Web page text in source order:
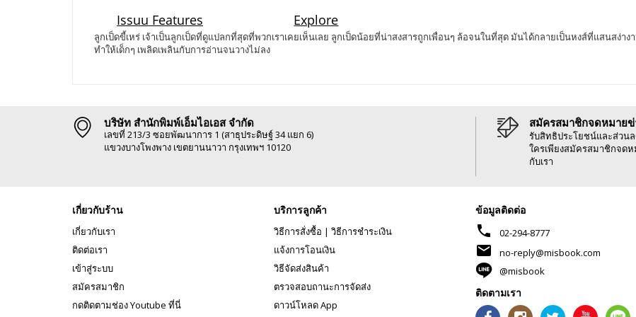
ลูกเป็ดขี้เหร่ เจ้าเป็นลูกเป็ดที่ดูแปลกที่สุดที่พวกเราเคยเห็นเลย ลูกเป็ดน้อยที่น่าสงสารถูกเพื่อนๆ ล้อจนในที่สุด มันได้กลายเป็นหงส์ที่แสนส
ทำให้เด็กๆ เพลิดเพลินกับการอ่านจนวางไม่ลง
บริษัท สำนักพิมพ์เอ็มไอเอส จำกัด
เลขที่ 213/3 ซอยพัฒนาการ 1 (สาธุประดิษฐ์ 34 แยก 6)
แขวงบางโพงพาง เขตยานนาวา กรุงเทพฯ 10120
สมัครสมาชิกจดหมายข่
รับสิทธิประโยชน์และส่วน
ใครเพียงสมัครสมาชิกจด
กับเรา
เกี่ยวกับร้าน
เกี่ยวกับเรา
ติดต่อเรา
เข้าสู่ระบบ
สมัครสมาชิก
กดติดตามช่อง Youtube ที่นี่
บริการลูกค้า
วิธีการสั่งซื้อ | วิธีการชำระเงิน
แจ้งการโอนเงิน
วิธีจัดส่งสินค้า
ตรวจสอบถานะการจัดส่ง
ดาวน์โหลด App
ข้อมูลติดต่อ
phone 02-294-8777
mail
no-reply@misbook.com
@misbook
ติดตามเรา